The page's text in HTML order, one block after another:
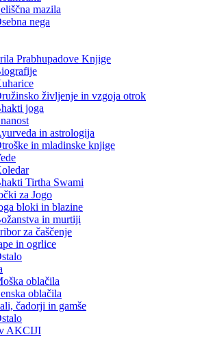
mazila
nega
Prabhupadove Knjige
življenje in vzgoja otrok
joga
in astrologija
in mladinske knjige
Tirtha Swami
za Jogo
bloki in blazine
in murtiji
za čaščenje
in ogrlice
oblačila
oblačila
čadorji in gamše
AKCIJI